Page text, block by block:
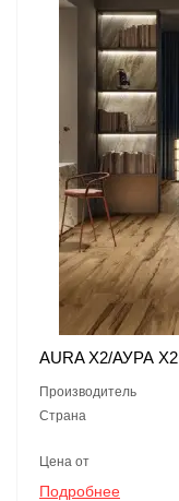
AURA X2/АУРА X2
Производитель
Страна
Цена от
Подробнее